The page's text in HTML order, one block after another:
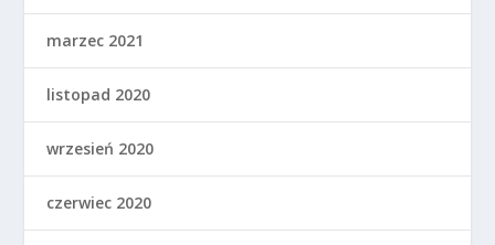
marzec 2021
listopad 2020
wrzesień 2020
czerwiec 2020